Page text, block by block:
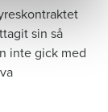
sin så
inte gick med